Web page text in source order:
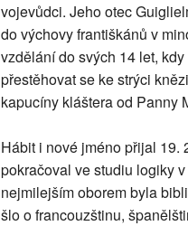
vojevůdci. Jeho otec
do výchovy františkánů v
vzdělání do svých 14 let,
přestěhovat se ke strýci
kapucíny kláštera od Panny
Hábit i nové jméno přijal 19.
pokračoval ve studiu logiky
nejmilejším oborem byla
šlo o francouzštinu,